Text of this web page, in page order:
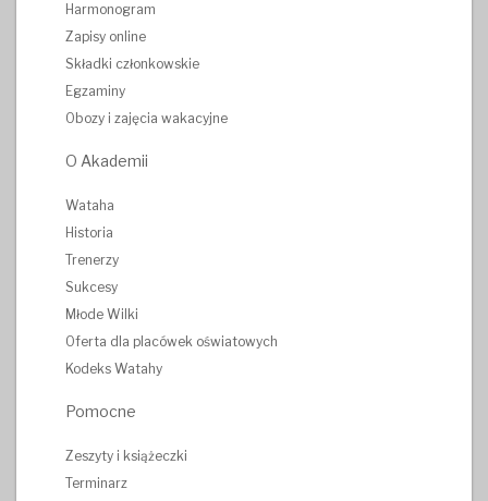
Harmonogram
Zapisy online
Składki członkowskie
Egzaminy
Obozy i zajęcia wakacyjne
O Akademii
Wataha
Historia
Trenerzy
Sukcesy
Młode Wilki
Oferta dla placówek oświatowych
Kodeks Watahy
Pomocne
Zeszyty i książeczki
Terminarz